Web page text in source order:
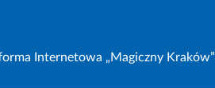
Internetowa „Magiczny Kraków”